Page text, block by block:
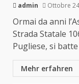
admin Ottobre
Ormai da anni
Strada Statale
Pugliese, si batte
Mehr erfahren